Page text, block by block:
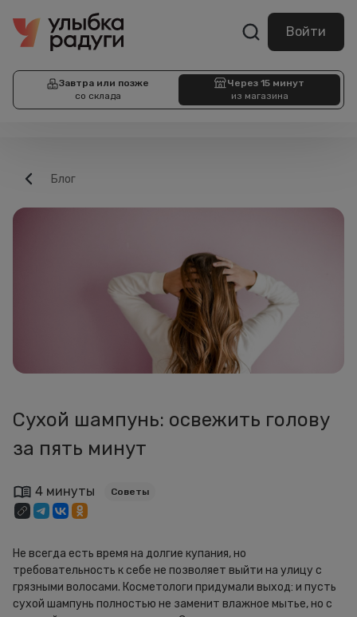
Войти
Завтра или позже
со склада
Через 15 минут
из магазина
Блог
Сухой шампунь: освежить голову
за пять минут
4 минуты Советы
Не всегда есть время на долгие купания, но
требовательность к себе не позволяет выйти на улицу с
грязными волосами. Косметологи придумали выход: и пусть
сухой шампунь полностью не заменит влажное мытье, но с